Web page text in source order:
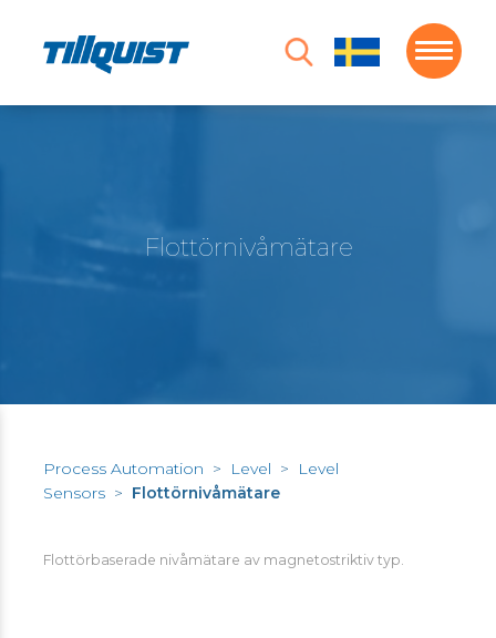
Flottörnivåmätare
Process Automation > Level >
Level
Sensors > Flottörnivåmätare
Flottörbaserade nivåmätare av magnetostriktiv typ.